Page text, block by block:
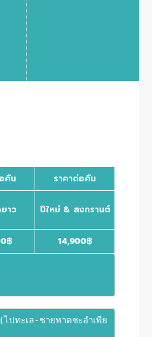
คืน
ราคาต่อคืน
าว ปีใหม่ & สงกรานต์
฿ 14,900฿
ทะเล-ชายหาดชะอำเพีย